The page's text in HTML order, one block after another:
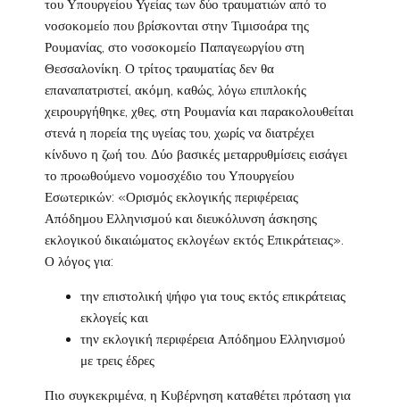
του Υπουργείου Υγείας των δύο τραυματιών από το
νοσοκομείο που βρίσκονται στην Τιμισοάρα της
Ρουμανίας, στο νοσοκομείο Παπαγεωργίου στη
Θεσσαλονίκη. Ο τρίτος τραυματίας δεν θα
επαναπατριστεί, ακόμη, καθώς, λόγω επιπλοκής
χειρουργήθηκε, χθες, στη Ρουμανία και παρακολουθείται
στενά η πορεία της υγείας του, χωρίς να διατρέχει
κίνδυνο η ζωή του. Δύο βασικές μεταρρυθμίσεις εισάγει
το προωθούμενο νομοσχέδιο του Υπουργείου
Εσωτερικών: «Ορισμός εκλογικής περιφέρειας
Απόδημου Ελληνισμού και διευκόλυνση άσκησης
εκλογικού δικαιώματος εκλογέων εκτός Επικράτειας».
Ο λόγος για:
την επιστολική ψήφο για τους εκτός επικράτειας
εκλογείς και
την εκλογική περιφέρεια Απόδημου Ελληνισμού
με τρεις έδρες
Πιο συγκεκριμένα, η Κυβέρνηση καταθέτει πρόταση για